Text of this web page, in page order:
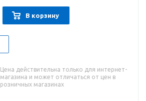
В корзину
Цена действительна только для интернет-
магазина и может отличаться от цен в
розничных магазинах